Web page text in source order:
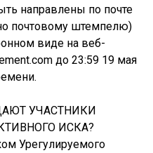
направлены по почте
почтовому штемпелю)
виде на веб-
до 23:59 19 мая
УЧАСТНИКИ
ИСКА?
Урегулируемого